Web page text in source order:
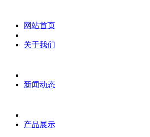
网站首页
关于我们
新闻动态
产品展示